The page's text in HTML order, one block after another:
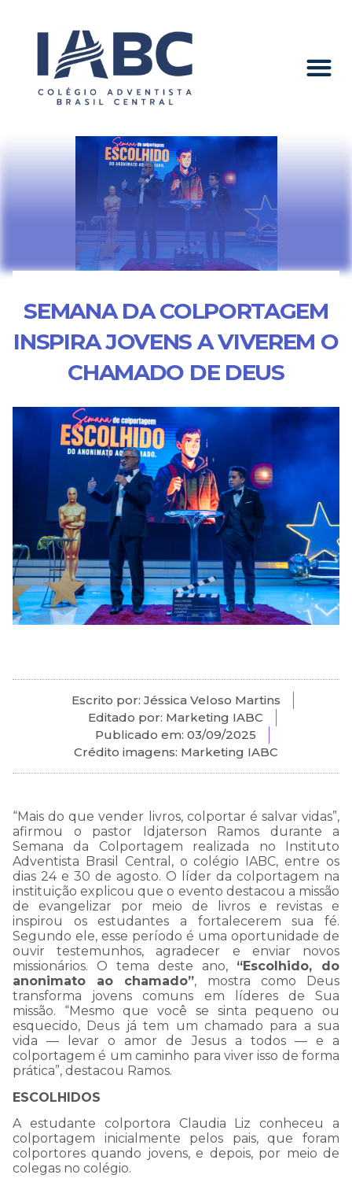
SEMANA DA COLPORTAGEM
INSPIRA JOVENS A VIVEREM O
CHAMADO DE DEUS
Escrito por: Jéssica Veloso Martins
Editado por: Marketing IABC
Publicado em: 03/09/2025
Crédito imagens: Marketing IABC
“Mais do que vender livros, colportar é salvar vidas”,
afirmou o pastor Idjaterson Ramos durante a
Semana da Colportagem realizada no Instituto
Adventista Brasil Central, o colégio IABC, entre os
dias 24 e 30 de agosto. O líder da colportagem na
instituição explicou que o evento destacou a missão
de evangelizar por meio de livros e revistas e
inspirou os estudantes a fortalecerem sua fé.
Segundo ele, esse período é uma oportunidade de
ouvir testemunhos, agradecer e enviar novos
missionários. O tema deste ano, “Escolhido, do
anonimato ao chamado”, mostra como Deus
transforma jovens comuns em líderes de Sua
missão. “Mesmo que você se sinta pequeno ou
esquecido, Deus já tem um chamado para a sua
vida — levar o amor de Jesus a todos — e a
colportagem é um caminho para viver isso de forma
prática”, destacou Ramos.
ESCOLHIDOS
A estudante colportora Claudia Liz conheceu a
colportagem inicialmente pelos pais, que foram
colportores quando jovens, e depois, por meio de
colegas no colégio.